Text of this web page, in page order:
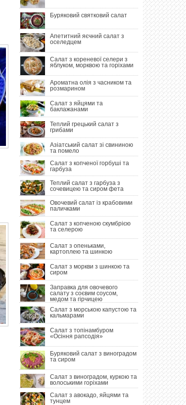
Буряковий святковий салат
Апетитний яєчний салат з
оселедцем
Салат з кореневої селери з
яблуком, морквою та горіхами
Ароматна олія з часником та
розмарином
Салат з яйцями та
баклажанами
Теплий грецький салат з
грибами
Азіатський салат зі свининою
та помело
Салат з копченої горбуші та
гарбуза
Теплий салат з гарбуза з
сочевицею та сиром фета
Овочевий салат із крабовими
паличками
Салат з копченою скумбрією
та селерою
Салат з опеньками,
картоплею та шинкою
Салат з моркви з шинкою та
сиром
Заправка для овочевого
салату з соєвим соусом,
медом та гірчицею
Салат з морською капустою та
кальмарами
Салат з топінамбуром
«Осіння рапсодія»
Буряковий салат з виноградом
та сиром
Салат з виноградом, куркою та
волоськими горіхами
Салат з авокадо, яйцями та
тунцем